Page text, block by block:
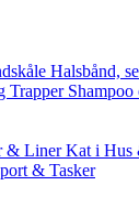
Halsbånd,
Trapper Shampoo
& Liner Kat i Hus
& Tasker